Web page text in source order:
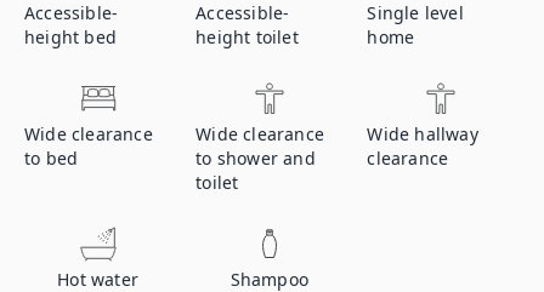
Accessible-
height bed
Accessible-
height toilet
Single level
home
Wide clearance
to bed
Wide clearance
to shower and
toilet
Wide hallway
clearance
Hot water Shampoo